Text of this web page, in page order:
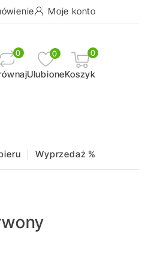
Moje konto
0
Ulubione
0 0
Koszyk
Wyprzedaż %